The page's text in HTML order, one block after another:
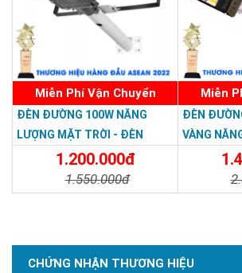
Thực tế, các sản phẩm đèn năng
Quốc Bảo có mức giá rất cạnh tranh, phù
Miễn Phí Vận Chuyển
ĐÈN ĐƯỜNG 100W NĂNG
LƯỢNG MẶT TRỜI - ĐÈN
ĐƯỜNG NĂNG LƯỢNG MẶT
TRỜI 100W GIÁ RẺ - Solar
Light 100W
1.200.000đ
1.550.000đ
Miễn
ĐÈN
VÀNG
TRỜI -
CHỨNG NHẬN THƯƠNG HIỆU